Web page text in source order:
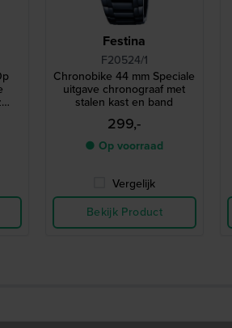
Festina
F20524/1
Chronobike 44 mm Speciale
uitgave chronograaf met
stalen kast en band
299,-
● Op voorraad
Vergelijk
Bekijk Product